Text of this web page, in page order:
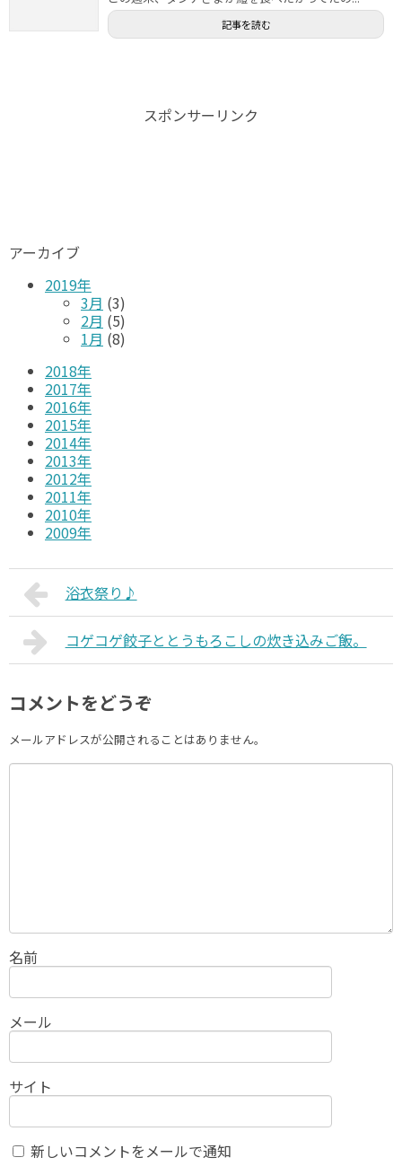
記事を読む
スポンサーリンク
アーカイブ
2019年
3月 (3)
2月 (5)
1月 (8)
2018年
2017年
2016年
2015年
2014年
2013年
2012年
2011年
2010年
2009年
浴衣祭り♪
コゲコゲ餃子ととうもろこしの炊き込みご飯。
コメントをどうぞ
メールアドレスが公開されることはありません。
名前
メール
サイト
新しいコメントをメールで通知